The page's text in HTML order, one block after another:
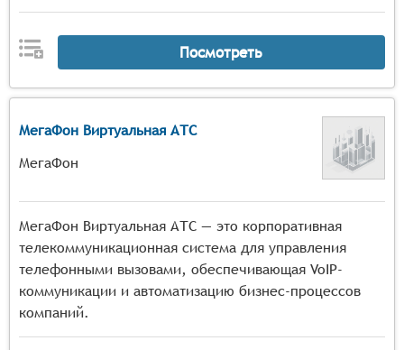
Посмотреть
МегаФон Виртуальная АТС
МегаФон
МегаФон Виртуальная АТС — это корпоративная
телекоммуникационная система для управления
телефонными вызовами, обеспечивающая VoIP-
коммуникации и автоматизацию бизнес-процессов
компаний.